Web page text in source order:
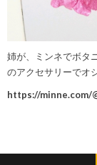
姉が、ミンネでボタ
のアクセサリーでオ
https://minne.com/